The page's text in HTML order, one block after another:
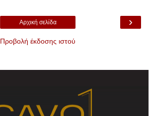
›
Αρχική σελίδα
Προβολή έκδοσης ιστού